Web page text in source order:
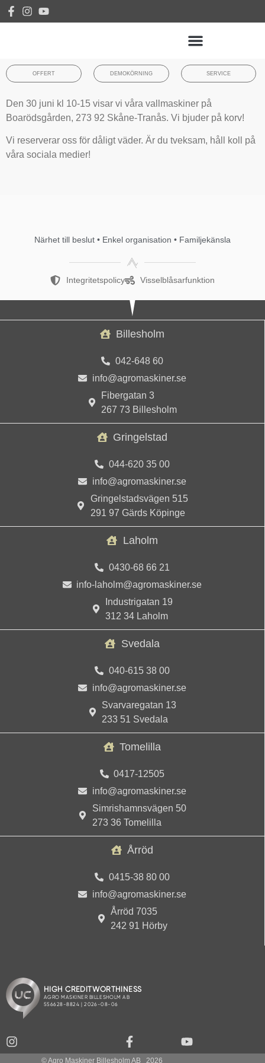
OFFERT DEMOKÖRNING SERVICE
Den 30 juni kl 10-15 visar vi våra vallmaskiner på
Boarödsgården, 273 92 Skåne-Tranås. Vi bjuder på korv!
Vi reserverar oss för dåligt väder. Är du tveksam, håll koll på
våra sociala medier!
Närhet till beslut • Enkel organisation • Familjekänsla
Integritetspolicy Visselblåsarfunktion
Billesholm
042-648 60
info@agromaskiner.se
Fibergatan 3
267 73 Billesholm
Gringelstad
044-620 35 00
info@agromaskiner.se
Gringelstadsvägen 515
291 97 Gärds Köpinge
Laholm
0430-68 66 21
info-laholm@agromaskiner.se
Industrigatan 19
312 34 Laholm
Svedala
040-615 38 00
info@agromaskiner.se
Svarvaregatan 13
233 51 Svedala
Tomelilla
0417-12505
info@agromaskiner.se
Simrishamnsvägen 50
273 36 Tomelilla
Årröd
0415-38 80 00
info@agromaskiner.se
Årröd 7035
242 91 Hörby
© Agro Maskiner Billesholm AB 2026